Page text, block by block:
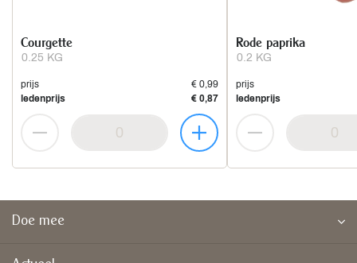
0.25 KG
Courgette
prijs
€ 0,99
ledenprijs
€ 0,87
0.2 KG
Rode paprika
prijs
ledenprijs
Doe mee